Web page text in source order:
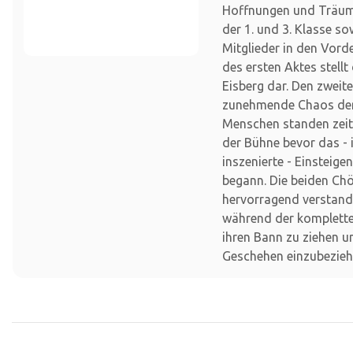
Hoffnungen und
der 1. und 3. Klasse
Mitglieder in den
des ersten Aktes
Eisberg dar. Den
zunehmende Chaos
Menschen standen
der Bühne bevor das
inszenierte -
begann. Die beiden
hervorragend
während der
ihren Bann zu ziehen
Geschehen